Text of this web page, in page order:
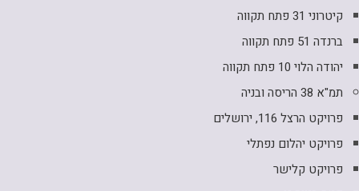
קיטרוני 31 פתח תקווה
ברנדה 51 פתח תקווה
יהודה הלוי 10 פתח תקווה
תמ"א 38 הריסה ובניה
פרויקט הרצל 116, ירושלים
פרויקט יהלום נפתלי
פרויקט קלישר